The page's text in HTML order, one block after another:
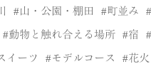
山・公園・棚田 町並み
動物と触れ合える場所 宿
イーツ モデルコース 花火